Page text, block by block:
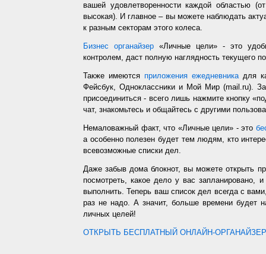
вашей удовлетворенности каждой областью
высокая). И главное – вы можете наблюдать
к разным секторам этого колеса.
Бизнес органайзер «Личные цели» - это
контролем, даст полную наглядность текущего
Также имеются приложения ежедневникадля
Фейсбук, Одноклассники и Мой Мир (mail.ru).
присоединиться - всего лишь нажмите кнопку
чат, знакомьтесь и общайтесь с другими
Немаловажный факт, что «Личные цели» - это
а особенно полезен будет тем людям, кто
всевозможные списки дел.
Даже забыв дома блокнот, вы можете открыть
посмотреть, какое дело у вас запланировано,
выполнить. Теперь ваш список дел всегда с
раз не надо. А значит, больше времени будет
личных целей!
ОТКРЫТЬ БЕСПЛАТНЫЙ ОНЛАЙН-